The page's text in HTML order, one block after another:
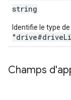
string
Identifie le type
Champs